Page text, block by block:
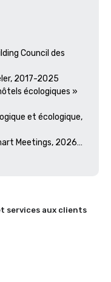
Council des
2017-2025
écologiques »
et écologique,
Meetings, 2026
centres de
2026
services aux clients